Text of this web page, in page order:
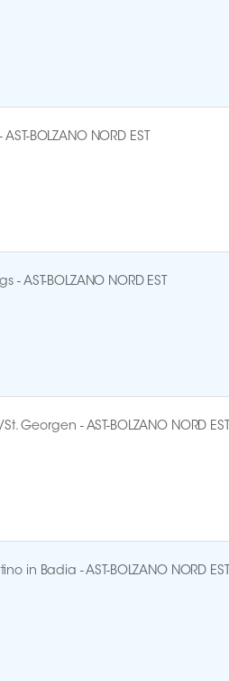
BOLZANO NORD EST
- AST-BOLZANO NORD EST
Georgen - AST-BOLZANO NORD EST
in Badia - AST-BOLZANO NORD EST